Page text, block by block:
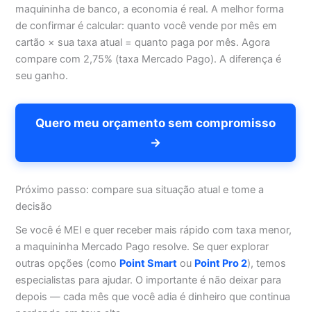
maquininha de banco, a economia é real. A melhor forma
de confirmar é calcular: quanto você vende por mês em
cartão × sua taxa atual = quanto paga por mês. Agora
compare com 2,75% (taxa Mercado Pago). A diferença é
seu ganho.
Quero meu orçamento sem compromisso
→
Próximo passo: compare sua situação atual e tome a
decisão
Se você é MEI e quer receber mais rápido com taxa menor,
a maquininha Mercado Pago resolve. Se quer explorar
outras opções (como Point Smart ou Point Pro 2), temos
especialistas para ajudar. O importante é não deixar para
depois — cada mês que você adia é dinheiro que continua